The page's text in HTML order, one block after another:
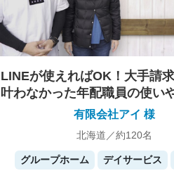
LINEが使えればOK！大手請
叶わなかった年配職員の使い
有限会社アイ 様
北海道／約120名
グループホーム デイサービス